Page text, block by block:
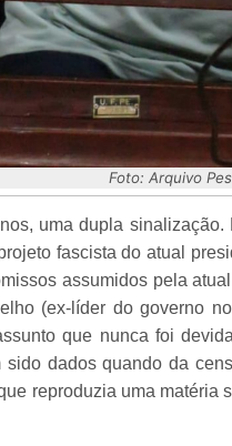
Foto: Arquivo
uma dupla
fascista do atual
assumidos pela
(ex-líder do governo
que nunca foi
dados quando da
reproduzia uma matéria